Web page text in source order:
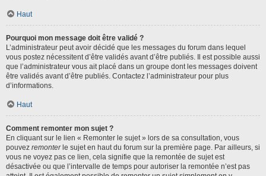
Haut
Pourquoi mon message doit être validé ?
L’administrateur peut avoir décidé que les messages du forum dans lequel
vous postez nécessitent d’être validés avant d’être publiés. Il est possible aussi
que l’administrateur vous ait placé dans un groupe dont les messages doivent
être validés avant d’être publiés. Contactez l’administrateur pour plus
d’informations.
Haut
Comment remonter mon sujet ?
En cliquant sur le lien « Remonter le sujet » lors de sa consultation, vous
pouvez remonterle sujet en haut du forum sur la première page. Par ailleurs, si
vous ne voyez pas ce lien, cela signifie que la remontée de sujet est
désactivée ou que l’intervalle de temps pour autoriser la remontée n’est pas